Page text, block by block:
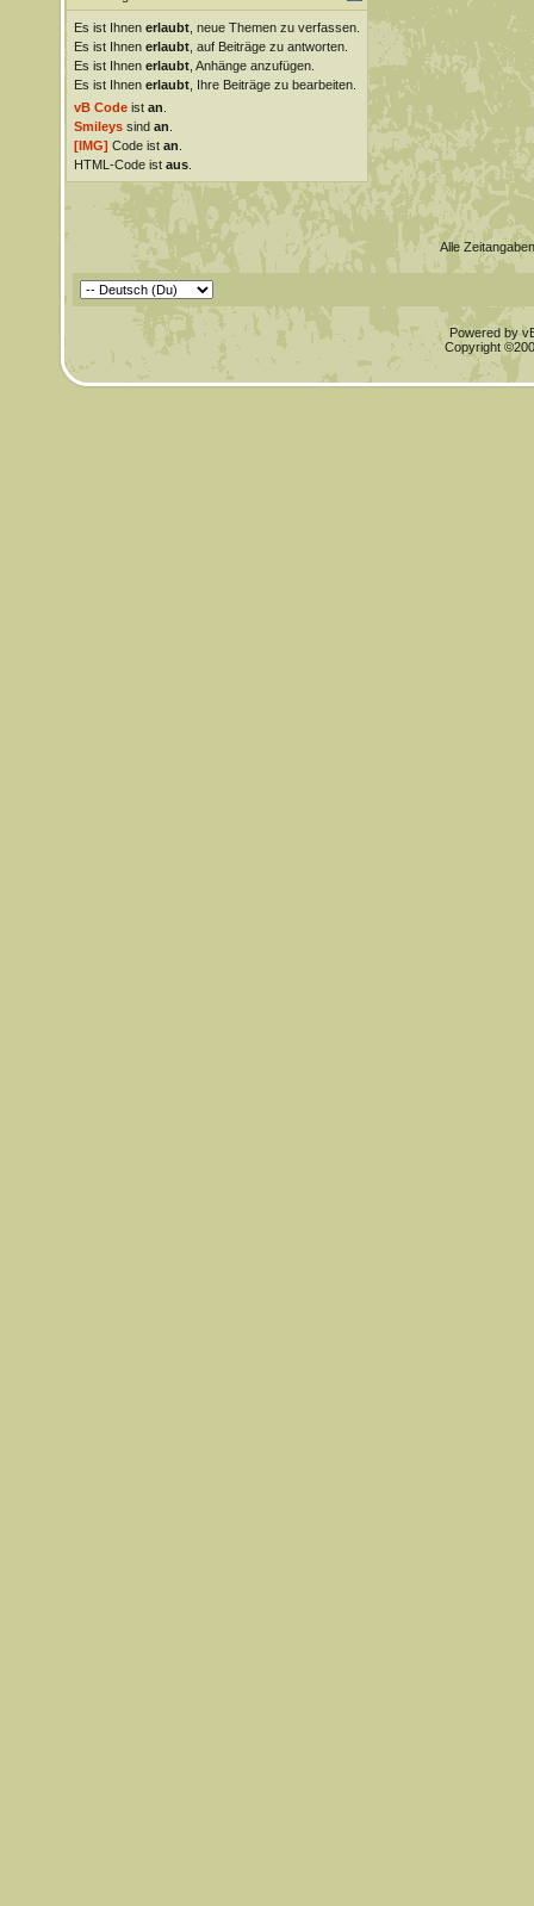
Es ist Ihnen erlaubt, neue Themen zu verfassen.
Es ist Ihnen erlaubt, auf Beiträge zu antworten.
Es ist Ihnen erlaubt, Anhänge anzufügen.
Es ist Ihnen erlaubt, Ihre Beiträge zu bearbeiten.
vB Codeist an
Smileyssind an
[IMG] Code ist an
HTML-Code ist aus.
Alle
Powered by
Copyright